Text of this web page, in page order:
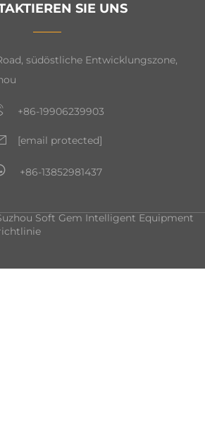
SIE UNS
südöstliche Entwicklungszone,
+86-19906239903
[email protected]
+86-13852981437
Soft Gem Intelligent Equipment